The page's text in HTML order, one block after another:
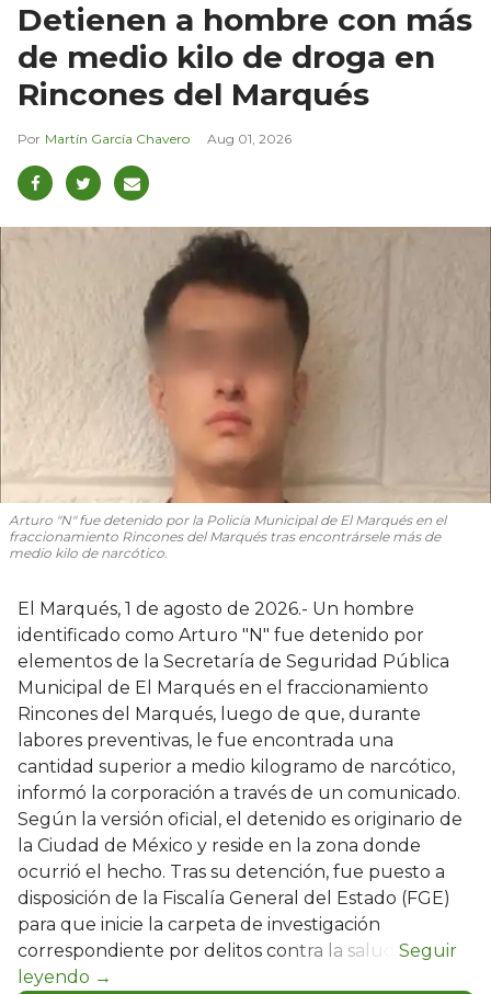
Detienen a hombre con más
de medio kilo de droga en
Rincones del Marqués
Martín García Chavero Aug 01, 2026
Arturo "N" fue detenido por la Policía Municipal de El Marqués en el
fraccionamiento Rincones del Marqués tras encontrársele más de
medio kilo de narcótico.
El Marqués, 1 de agosto de 2026.- Un hombre
identificado como Arturo "N" fue detenido por
elementos de la Secretaría de Seguridad Pública
Municipal de El Marqués en el fraccionamiento
Rincones del Marqués, luego de que, durante
labores preventivas, le fue encontrada una
cantidad superior a medio kilogramo de narcótico,
informó la corporación a través de un comunicado.
Según la versión oficial, el detenido es originario de
la Ciudad de México y reside en la zona donde
ocurrió el hecho. Tras su detención, fue puesto a
disposición de la Fiscalía General del Estado (FGE)
para que inicie la carpeta de investigación
correspondiente por delitos contra la salud.